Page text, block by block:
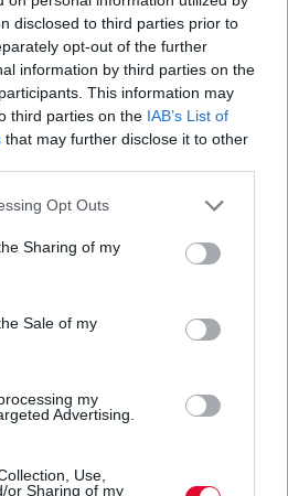
disclosed to third parties prior to
opt-out of the further
information by third parties on the
This information may
third parties on the IAB’s List of
that may further disclose it to other
Opt Outs
Sharing of my
Sale of my
my
Advertising.
Use,
or Sharing of my
τον ρόλο του
, ενώ ο